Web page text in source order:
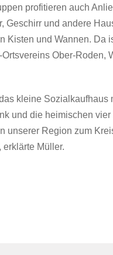
profitieren auch
Geschirr und andere
Kisten und Wannen. Da
Ober-Roden,
kleine Sozialkaufhaus
und die heimischen vier
unserer Region zum
erklärte Müller.